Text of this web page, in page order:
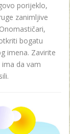
porijeklo,
zanimljive
bogatu
imena. Zavirite
da vam